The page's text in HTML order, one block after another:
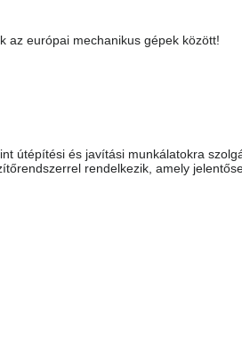
az európai mechanikus gépek között!
útépítési és javítási munkálatokra
rendelkezik, amely